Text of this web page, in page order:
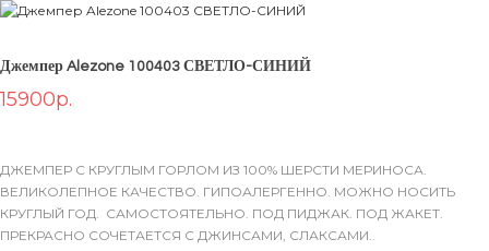
Джемпер Alezone 100403 СВЕТЛО-СИНИЙ
15900р.
ДЖЕМПЕР С КРУГЛЫМ ГОРЛОМ ИЗ 100% ШЕРСТИ МЕРИНОСА.
ВЕЛИКОЛЕПНОЕ КАЧЕСТВО. ГИПОАЛЕРГЕННО. МОЖНО НОСИТЬ
КРУГЛЫЙ ГОД. САМОСТОЯТЕЛЬНО. ПОД ПИДЖАК. ПОД ЖАКЕТ.
ПРЕКРАСНО СОЧЕТАЕТСЯ С ДЖИНСАМИ, СЛАКСАМИ..